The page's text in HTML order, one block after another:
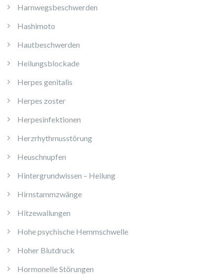
Harnwegsbeschwerden
Hashimoto
Hautbeschwerden
Heilungsblockade
Herpes genitalis
Herpes zoster
Herpesinfektionen
Herzrhythmusstörung
Heuschnupfen
Hintergrundwissen – Heilung
Hirnstammzwänge
Hitzewallungen
Hohe psychische Hemmschwelle
Hoher Blutdruck
Hormonelle Störungen